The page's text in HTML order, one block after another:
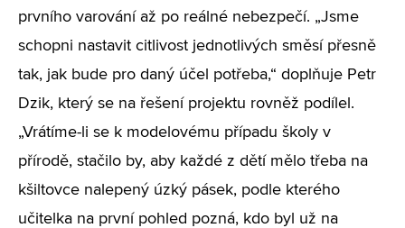
prvního varování až po reálné nebezpečí. „Jsme
schopni nastavit citlivost jednotlivých směsí přesně
tak, jak bude pro daný účel potřeba,“ doplňuje Petr
Dzik, který se na řešení projektu rovněž podílel.
„Vrátíme-li se k modelovému případu školy v
přírodě, stačilo by, aby každé z dětí mělo třeba na
kšiltovce nalepený úzký pásek, podle kterého
učitelka na první pohled pozná, kdo byl už na